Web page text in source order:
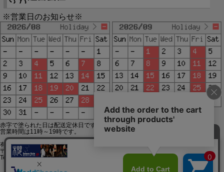
※営業日のお知らせ※
赤字で塗られた日は配送定休日です。
営業時間は11時～19時です。
有限会社ジップジップ SakuraStyle通販事業部
〒650-0021 神戸市中央区三宮町3-9-19イトウビル1,4F
Tel:078-332-2013 FAX:078-333-6644